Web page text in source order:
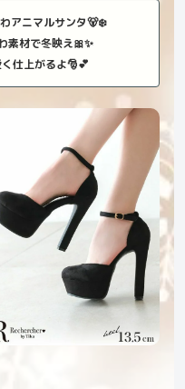
アニマルサンタ🐻❄️
素材で冬映え🎀✨
仕上がるよ🎅💕